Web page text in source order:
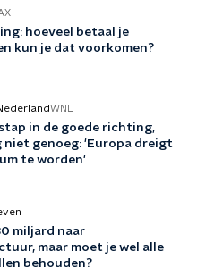
hoeveel betaal je
kun je dat voorkomen?
WNL
stap in de goede richting,
niet genoeg: 'Europa dreigt
te worden'
miljard naar
maar moet je wel alle
behouden?